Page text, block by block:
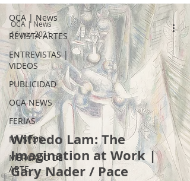
OCA | News
REVISTA ARTES
ENTREVISTAS |
VIDEOS
PUBLICIDAD
OCA NEWS
FERIAS
MUSEOS
MERCADO DE
ARTE
Wifredo Lam: The
Imagination at Work |
Gary Nader / Pace
OCA | News
16 nov 2021